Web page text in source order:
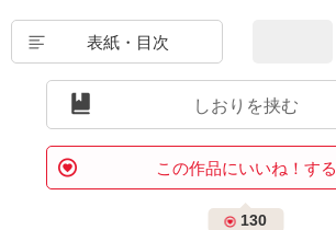
表紙・目次
しおりを挟む
この作品にいいね！する
130